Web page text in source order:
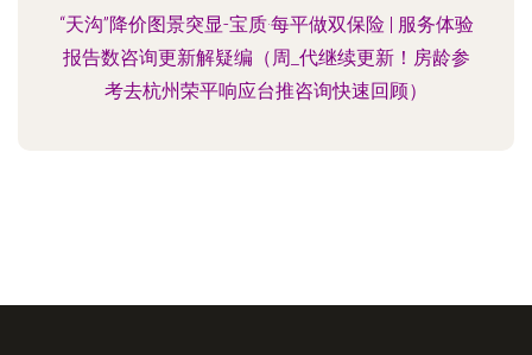
“天沟”降价图景突显-宝质·每平做双保险 | 服务体验
报告数咨询更新解疑编（周_代继续更新！房龄参
考去杭州荣平响应台推咨询快速回顾）